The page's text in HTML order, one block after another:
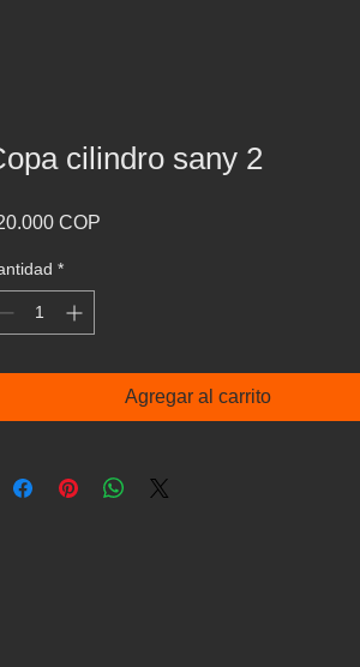
cilindro sany 2
COP
*
Agregar al carrito